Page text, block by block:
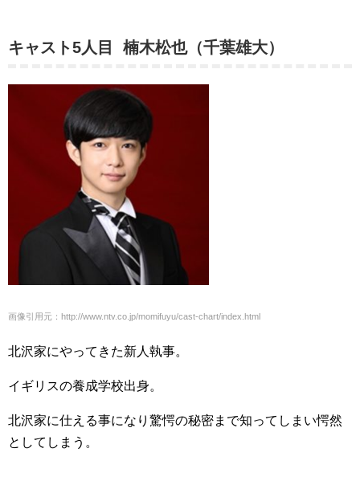
キャスト5人目 楠木松也（千葉雄大）
画像引用元：http://www.ntv.co.jp/momifuyu/cast-chart/index.html
北沢家にやってきた新人執事。
イギリスの養成学校出身。
北沢家に仕える事になり驚愕の秘密まで知ってしまい愕然
としてしまう。